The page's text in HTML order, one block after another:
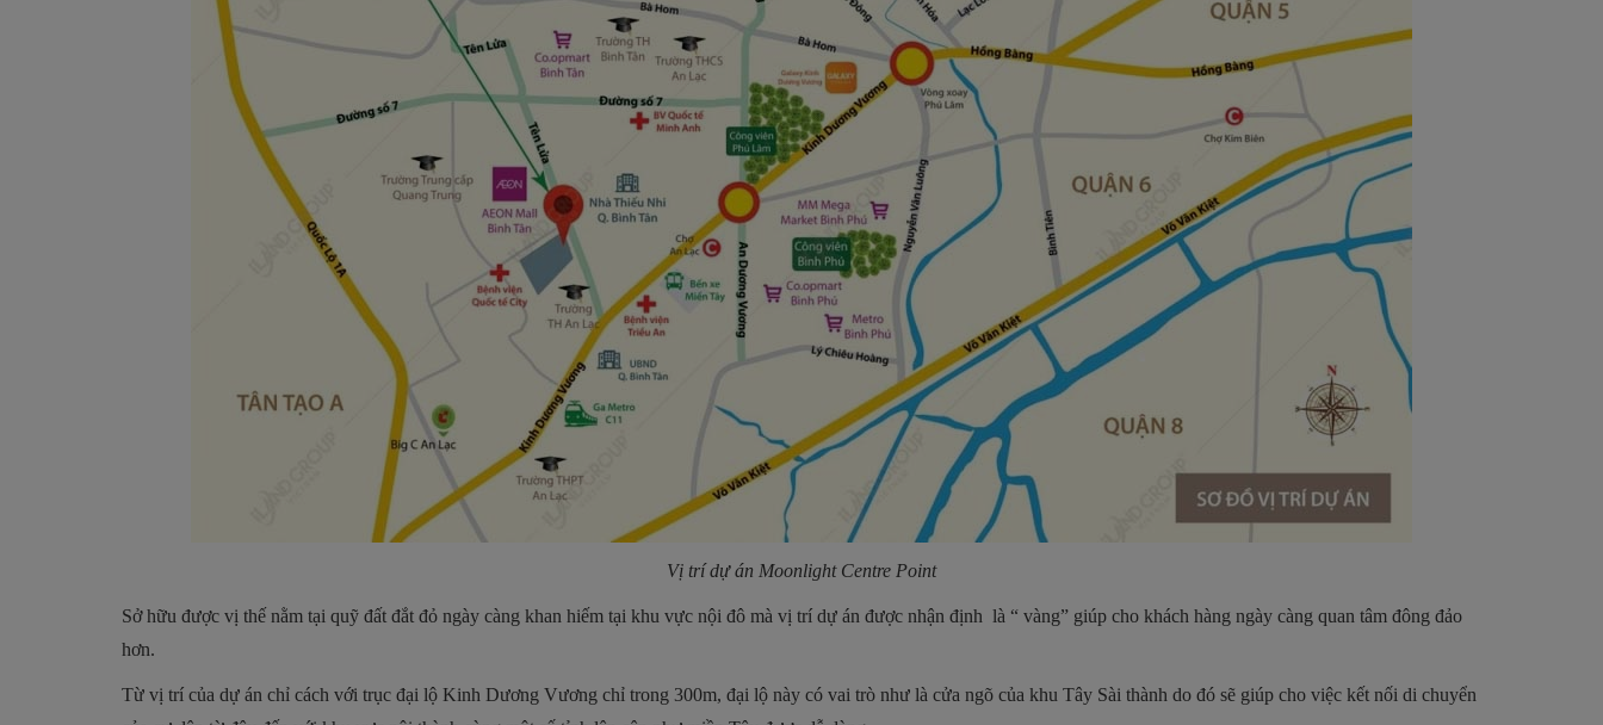
Vị trí dự án Moonlight Centre Point
Sở hữu được vị thế nằm tại quỹ đất đắt đỏ ngày càng khan hiếm tại khu vực nội đô mà vị trí dự án được nhận định là “ vàng” giúp cho khách hàng ngày càng quan tâm đông đảo
hơn.
Từ vị trí của dự án chỉ cách với trục đại lộ Kinh Dương Vương chỉ trong 300m, đại lộ này có vai trò như là cửa ngõ của khu Tây Sài thành do đó sẽ giúp cho việc kết nối di chuyển